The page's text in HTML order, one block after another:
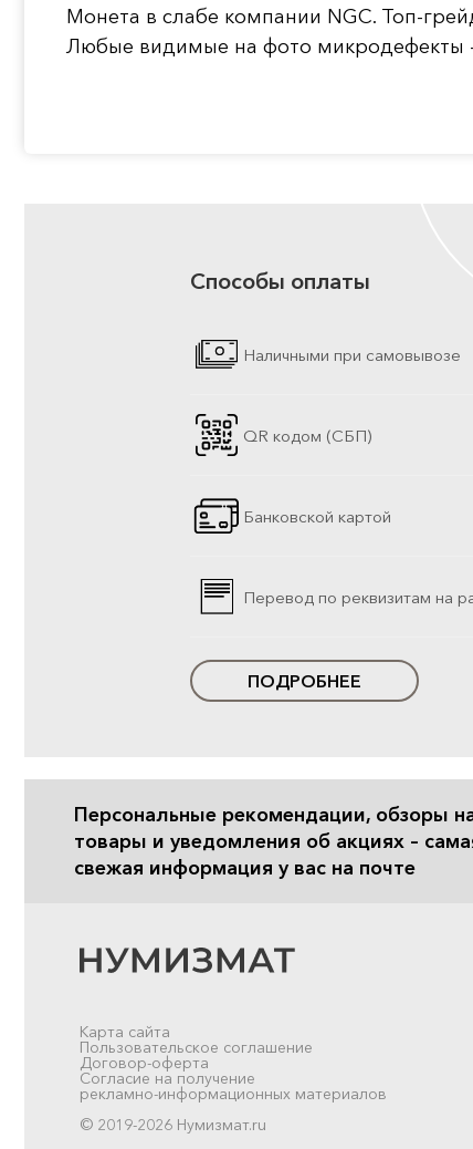
Монета в слабе компании NGC. Топ-
Любые видимые на фото микродефекты
Способы оплаты
Наличными при самовывозе
QR кодом (СБП)
Банковской картой
Перевод по реквизитам на
ПОДРОБНЕЕ
Персональные рекомендации, обзоры
товары и уведомления об акциях –
свежая информация у вас на почте
Карта сайта
Пользовательское соглашение
Договор-оферта
Согласие на получение
рекламно-информационных материалов
© 2019-2026 Нумизмат.ru